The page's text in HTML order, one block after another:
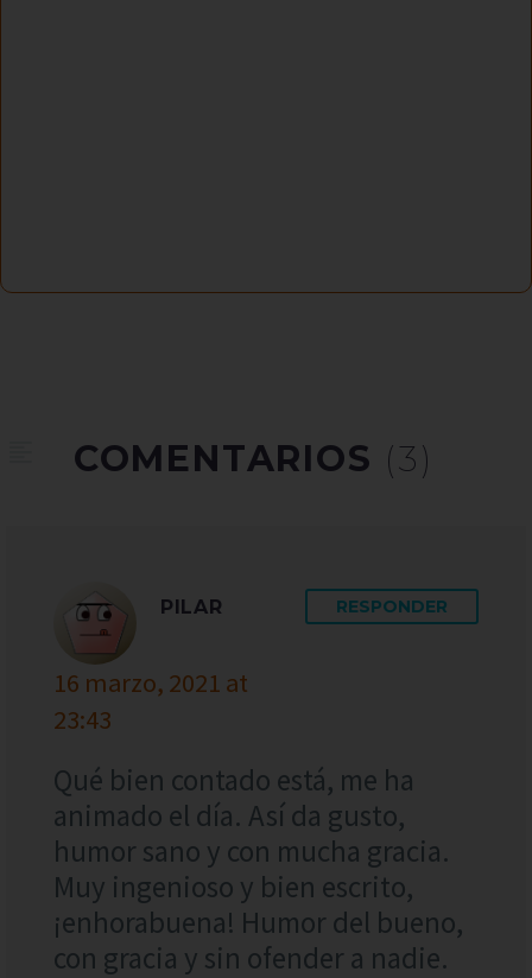
COMENTARIOS (3)
PILAR
16 marzo, 2021 at
23:43
RESPONDER
Qué bien contado está, me ha
animado el día. Así da gusto,
humor sano y con mucha gracia.
Muy ingenioso y bien escrito,
¡enhorabuena! Humor del bueno,
con gracia y sin ofender a nadie.